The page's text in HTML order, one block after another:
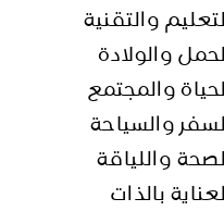
التعليم والتقنية
الحمل والولادة
الحياة والمجتمع
السفر والسياحة
الصحة واللياقة
العناية بالذات